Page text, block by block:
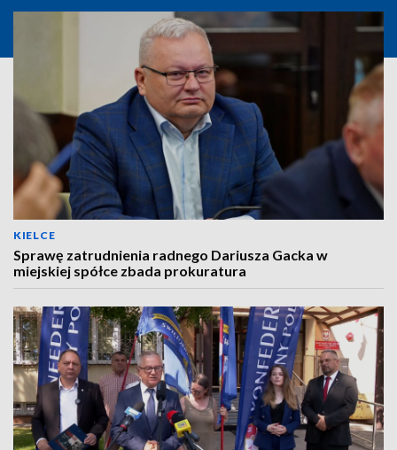
KIELCE
Sprawę zatrudnienia radnego Dariusza Gacka w
miejskiej spółce zbada prokuratura